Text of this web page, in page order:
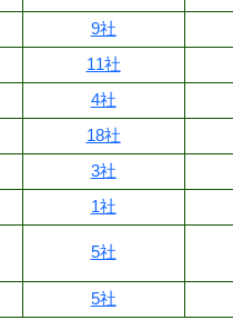
9社
11社
4社
18社
3社
1社
5社
5社